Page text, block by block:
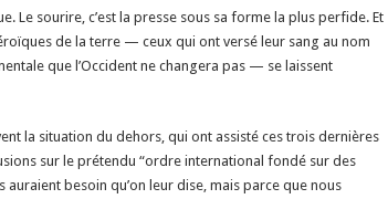
Le sourire, c’est la presse sous sa forme la plus perfide. Et
de la terre — ceux qui ont versé leur sang au nom
que l’Occident ne changera pas — se laissent
la situation du dehors, qui ont assisté ces trois dernières
sur le prétendu “ordre international fondé sur des
besoin qu’on leur dise, mais parce que nous